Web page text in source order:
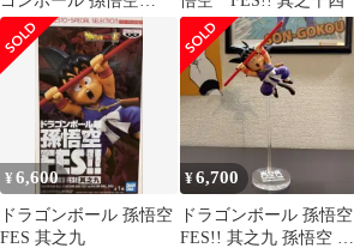
FES!! 其之四
¥6,600
ドラゴンボール 孫悟空
FES 其之九
¥6,700
ドラゴンボール 孫悟空
FES!! 其之九 孫悟空 フ